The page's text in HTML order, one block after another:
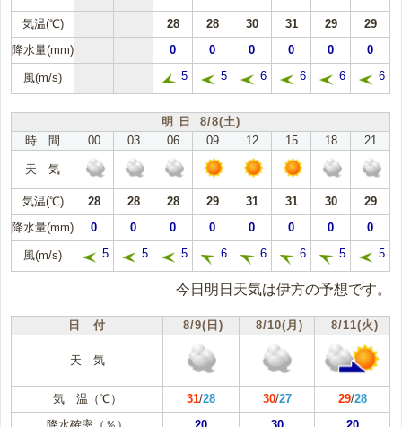
気温(℃) 28 28 30 31 29
29
降水量(mm)
0 0 0 0 0 0
風(m/s) 5 5 6 6 6 6
明 日 8/8(土)
時 間
00 03 06 09 12 15 18 21
天 気
気温(℃) 28 28 28 29 31 31 30
29
降水量(mm)
0 0 0 0 0 0 0 0
風(m/s) 5 5 5 6 6 6 5 5
今日明日天気は伊方の予想です。
日 付 8/9(日) 8/10(月) 8/11(火)
天 気
気 温（℃） 31/28 30/27 29/28